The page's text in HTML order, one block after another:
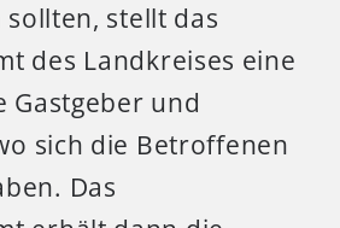
stellt das
des Landkreises eine
Gastgeber und
sich die Betroffenen
Das